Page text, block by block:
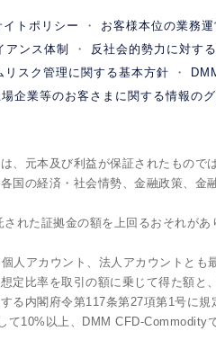
イトポリシー お客様本位の業務
アンス体制
反社会的勢力に対す
リスク管理に関する基本方針
企業等のお客さまに関する情報の
元本及び利益が保証されたもので
の経済・社会情勢、金融政策、金
れた証拠金の額を上回るおそれが
アカウント、法人アカウントと
定比率を取引の額に乗じて得た額
内閣府令第117条第27項第1号に規
10%以上、DMM CFD-Commodity